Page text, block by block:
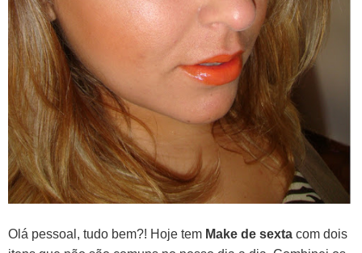
Olá pessoal, tudo bem?! Hoje tem Make de sexta com dois